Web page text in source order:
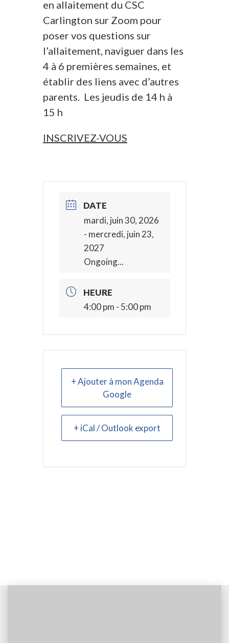
en allaitement du CSC
Carlington sur Zoom pour
poser vos questions sur
l’allaitement, naviguer dans les
4 à 6 premières semaines, et
établir des liens avec d’autres
parents. Les jeudis de 14 h à
15 h
INSCRIVEZ-VOUS
DATE
mardi, juin 30, 2026
- mercredi, juin 23,
2027
Ongoing...
HEURE
4:00 pm - 5:00 pm
+ Ajouter à mon Agenda
Google
+ iCal / Outlook export